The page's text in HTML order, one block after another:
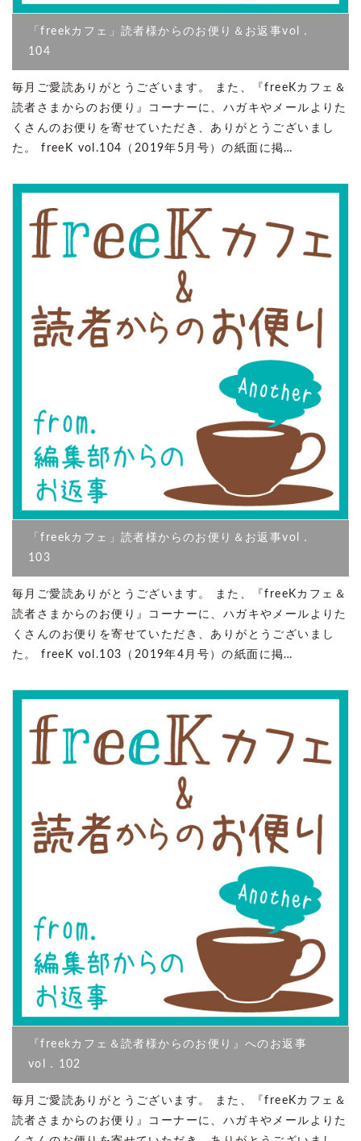
「freekカフェ」読者様からのお便り＆お返事vol．
104
毎月ご愛読ありがとうございます。 また、『freeKカフェ＆
読者さまからのお便り』コーナーに、ハガキやメールよりた
くさんのお便りを寄せていただき、ありがとうございまし
た。 freeK vol.104（2019年5月号）の紙面に掲…
「freekカフェ」読者様からのお便り＆お返事vol．
103
毎月ご愛読ありがとうございます。 また、『freeKカフェ＆
読者さまからのお便り』コーナーに、ハガキやメールよりた
くさんのお便りを寄せていただき、ありがとうございまし
た。 freeK vol.103（2019年4月号）の紙面に掲…
『freekカフェ＆読者様からのお便り』へのお返事
vol．102
毎月ご愛読ありがとうございます。 また、『freeKカフェ＆
読者さまからのお便り』コーナーに、ハガキやメールよりた